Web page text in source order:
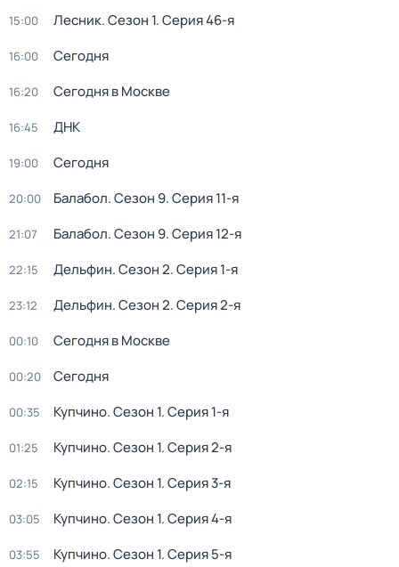
15:00 Лесник. Сезон 1. Серия 46-я
16:00 Сегодня
16:20 Сегодня в Москве
16:45 ДНК
19:00 Сегодня
20:00 Балабол. Сезон 9. Серия 11-я
21:07 Балабол. Сезон 9. Серия 12-я
22:15 Дельфин. Сезон 2. Серия 1-я
23:12 Дельфин. Сезон 2. Серия 2-я
00:10 Сегодня в Москве
00:20 Сегодня
00:35 Купчино. Сезон 1. Серия 1-я
01:25 Купчино. Сезон 1. Серия 2-я
02:15 Купчино. Сезон 1. Серия 3-я
03:05 Купчино. Сезон 1. Серия 4-я
03:55 Купчино. Сезон 1. Серия 5-я